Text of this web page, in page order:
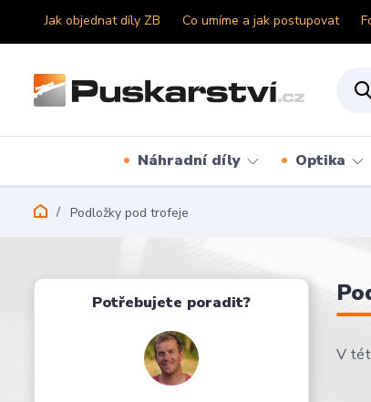
Jak objednat díly ZB Co umíme a jak postupovat
Náhradní díly Optika
Podložky pod trofeje
V
Potřebujete poradit?